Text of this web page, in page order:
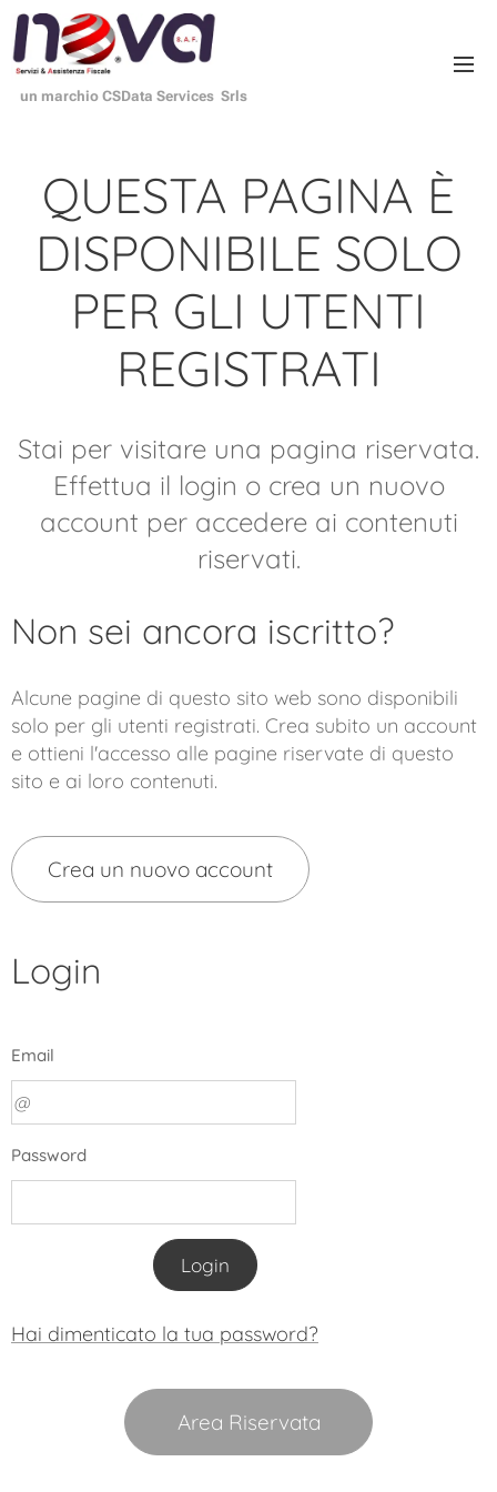
un marchio CSData Services Srls
QUESTA PAGINA È
DISPONIBILE SOLO
PER GLI UTENTI
REGISTRATI
Stai per visitare una pagina riservata.
Effettua il login o crea un nuovo
account per accedere ai contenuti
riservati.
Non sei ancora iscritto?
Alcune pagine di questo sito web sono disponibili
solo per gli utenti registrati. Crea subito un account
e ottieni l'accesso alle pagine riservate di questo
sito e ai loro contenuti.
Crea un nuovo account
Login
Email
Password
Login
Hai dimenticato la tua password?
Area Riservata